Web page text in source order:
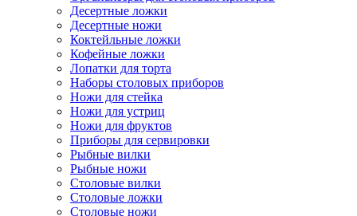
Десертные ложки
Десертные ножи
Коктейльные ложки
Кофейные ложки
Лопатки для торта
Наборы столовых приборов
Ножи для стейка
Ножи для устриц
Ножи для фруктов
Приборы для сервировки
Рыбные вилки
Рыбные ножи
Столовые вилки
Столовые ложки
Столовые ножи